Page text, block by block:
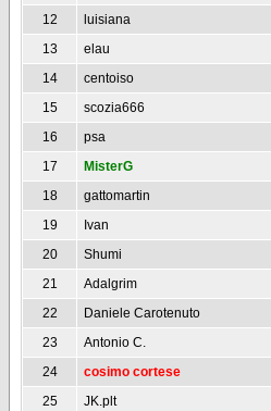
12
luisiana
13
elau
14
centoiso
15
scozia666
16
psa
17
MisterG
18
gattomartin
19
Ivan
20
Shumi
21
Adalgrim
22
Daniele Carotenuto
23
Antonio C.
24
cosimo cortese
25
JK.plt